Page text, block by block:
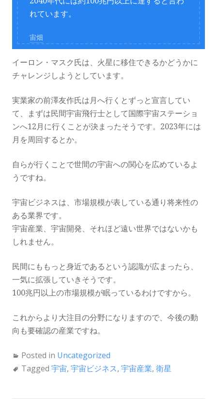
れています。
宙畑
イーロン・マスク氏は、火星に移住できるかどうかに
チャレンジしようとしています。
実業家の前澤友作氏は月へ行くとずっと宣言してい
て、まずは民間宇宙飛行士として国際宇宙ステーショ
ンへ12月に行くことが決まったそうです。2023年には
月を周回するとか。
自らが行くことで世間の宇宙への関心を広めているよ
うですね。
宇宙ビジネスは、市場規模が表している通り将来性の
ある業界です。
宇宙産業、宇宙開発、それほど遠い世界ではないかも
しれません。
民間にももっと身近であるという認識が広まったら、
一気に拡張していきそうです。
100兆円以上の市場規模が眠っているわけですから。
これからより大注目の分野になりますので、今後の動
向も要確認の産業ですね。
Posted in Uncategorized
Tagged 宇宙, 宇宙ビジネス, 宇宙産業, 衛星